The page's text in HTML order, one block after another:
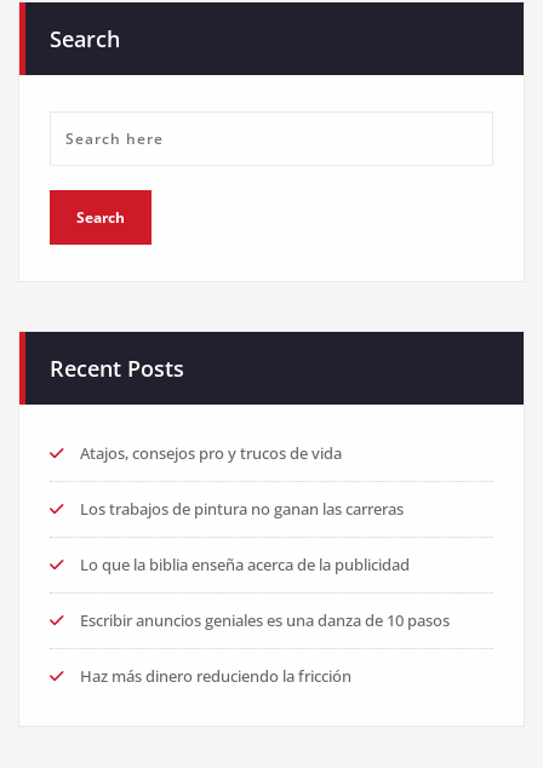
Search
Recent Posts
Atajos, consejos pro y trucos de vida
Los trabajos de pintura no ganan las carreras
Lo que la biblia enseña acerca de la publicidad
Escribir anuncios geniales es una danza de 10 pasos
Haz más dinero reduciendo la fricción